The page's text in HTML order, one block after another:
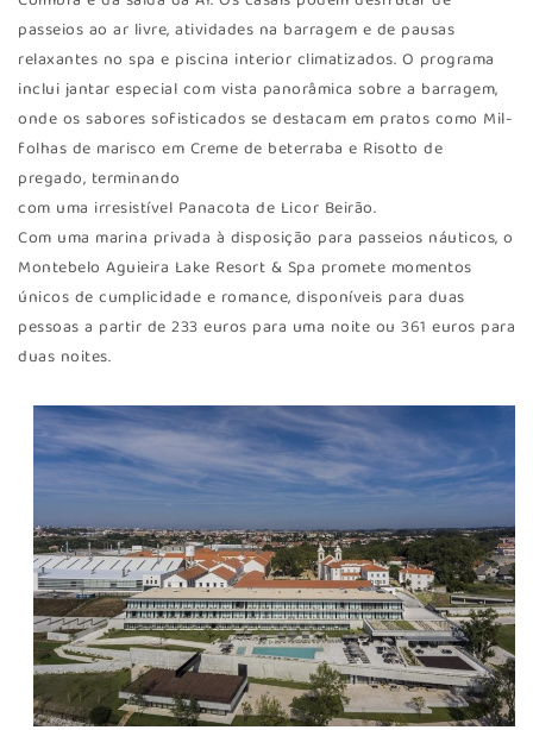
passeios ao ar livre, atividades na barragem e de pausas
relaxantes no spa e piscina interior climatizados. O programa
inclui jantar especial com vista panorâmica sobre a barragem,
onde os sabores sofisticados se destacam em pratos como Mil-
folhas de marisco em Creme de beterraba e Risotto de
pregado, terminando
com uma irresistível Panacota de Licor Beirão.
Com uma marina privada à disposição para passeios náuticos, o
Montebelo Aguieira Lake Resort & Spa promete momentos
únicos de cumplicidade e romance, disponíveis para duas
pessoas a partir de 233 euros para uma noite ou 361 euros para
duas noites.